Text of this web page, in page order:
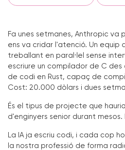
Fa unes setmanes, Anthropic va
ens va cridar l'atenció. Un equip
treballant en paral·lel sense
escriure un compilador de C des
de codi en Rust, capaç de
Cost: 20.000 dòlars i dues
És el tipus de projecte que
d'enginyers senior durant mesos.
La IA ja escriu codi, i cada cop
la nostra professió de forma